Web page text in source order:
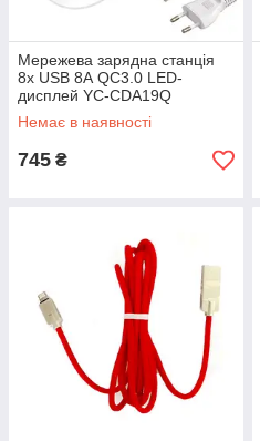
Мережева зарядна станція
8x USB 8А QC3.0 LED-
дисплей YC-CDA19Q
Немає в наявності
745 ₴